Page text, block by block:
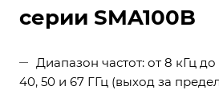
серии SMA100B
Диапазон частот: от 8 кГц до
40, 50 и 67 ГГц (выход за